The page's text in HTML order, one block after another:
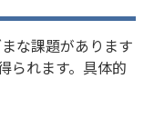
所は産業別
で製造業が
な課題があります
られます。具体的